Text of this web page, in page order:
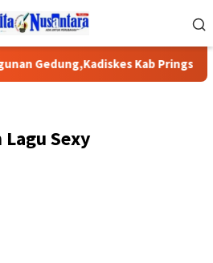
Kab Pringsewu
Sexy